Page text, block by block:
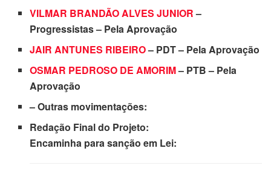
VILMAR BRANDÃO ALVES JUNIOR–
Progressistas – Pela Aprovação
JAIR ANTUNES RIBEIRO– PDT – Pela Aprovação
OSMAR PEDROSO DE AMORIM– PTB – Pela
Aprovação
– Outras movimentações:
Redação Final do Projeto:
Encaminha para sanção em Lei: